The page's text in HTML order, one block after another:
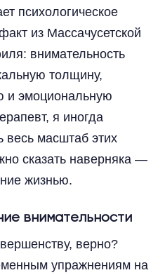
психологическое
из Массачусетской
внимательность
толщину,
и эмоциональную
я иногда
весь масштаб этих
сказать наверняка —
жизнью.
внимательности
верно?
упражнениям на